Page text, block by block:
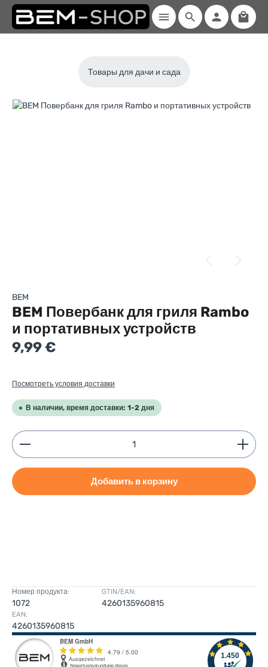
Skip to main content
Товары для дачи и сада
Skip image gallery
BEM
BEM Повербанк для гриля Rambo
и портативных устройств
Regular price:
9,99 €
Посмотреть условия доставки
В наличии, время доставки: 1-2 дня
Product Quantity: Enter the desired amount or
Добавить в корзину
Номер продукта:
1072
GTIN/EAN:
4260135960815
EAN:
4260135960815